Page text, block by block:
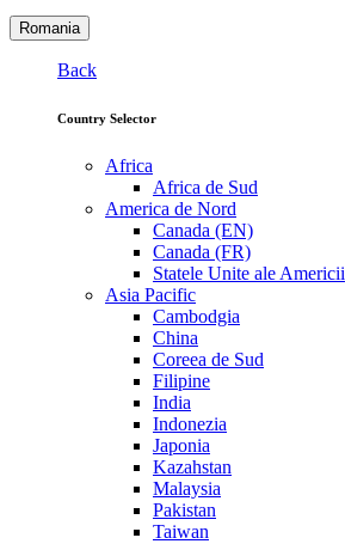
Romania
Back
Country Selector
Africa
Africa de Sud
America de Nord
Canada (EN)
Canada (FR)
Statele Unite ale Americii
Asia Pacific
Cambodgia
China
Coreea de Sud
Filipine
India
Indonezia
Japonia
Kazahstan
Malaysia
Pakistan
Taiwan